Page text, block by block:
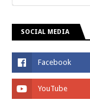
SOCIAL MEDIA